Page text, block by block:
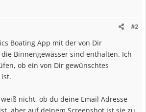
#2
Boating App mit der von Dir
Binnengewässer sind enthalten. Ich
ob ein von Dir gewünschtes
nicht, ob du deine Email Adresse